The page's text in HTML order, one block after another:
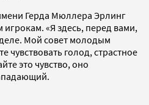
Герда Мюллера Эрлинг
«Я здесь, перед вами,
Мой совет молодым
чувствовать голод, страстное
это чувство, оно